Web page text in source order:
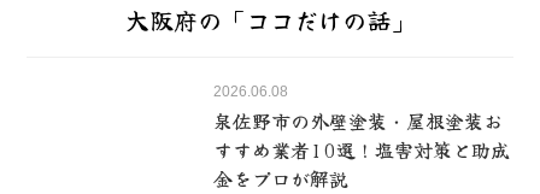
大阪府の「ココだけの話」
2026.06.08
泉佐野市の外壁塗装・屋根塗装お
すすめ業者10選！塩害対策と助成
金をプロが解説